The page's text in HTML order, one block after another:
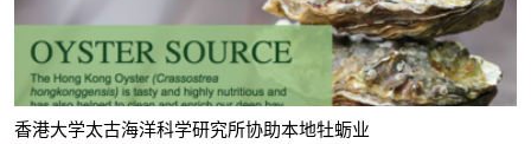
香港大学太古海洋科学研究所协助本地牡蛎业